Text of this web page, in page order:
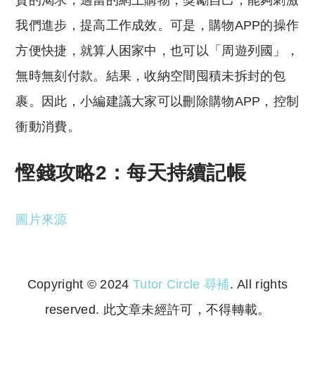
我們進步，提高工作成效。可是，購物APP的操作
方便快捷，就算人困家中，也可以「周遊列國」，
無時無刻付款。結果，收納空間囤積未拆封的包
裹。因此，小編建議大家可以刪除購物APP，控制
衝動消費。
慳錢攻略2：每天持續記帳
圖片來源
Copyright © 2024 Tutor Circle 尋補. All rights
reserved. 此文章未經許可，不得轉載。